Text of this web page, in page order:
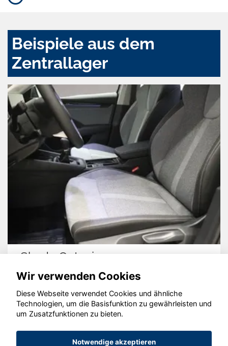
Beispiele aus dem
Zentrallager
Skoda Octavia
© konjunkturmotor.de GmbH 2020 - 2026
Wir verwenden Cookies
Diese Webseite verwendet Cookies und ähnliche
Technologien, um die Basisfunktion zu gewährleisten und
um Zusatzfunktionen zu bieten.
Notwendige akzeptieren